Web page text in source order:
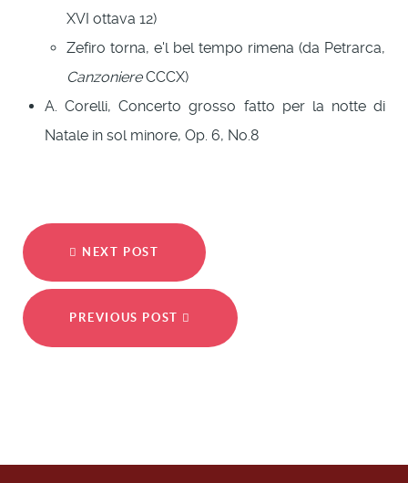
XVI ottava 12)
Zefiro torna, e'l bel tempo rimena (da Petrarca,
CanzoniereCCCX)
A. Corelli, Concerto grosso fatto per la notte di
Natale in sol minore, Op. 6, No.8
NEXT POST
PREVIOUS POST